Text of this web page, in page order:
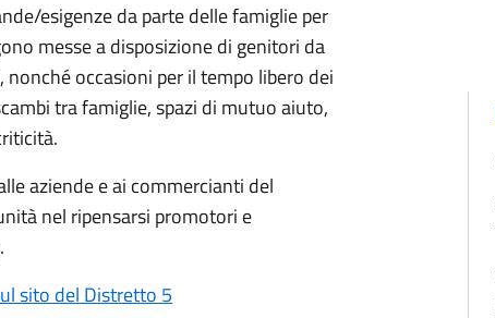
esigenze da parte delle famiglie per
messe a disposizione di genitori da
occasioni per il tempo libero dei
tra famiglie, spazi di mutuo aiuto,
aziende e ai commercianti del
nel ripensarsi promotori e
sito del Distretto 5